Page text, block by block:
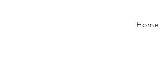
Home